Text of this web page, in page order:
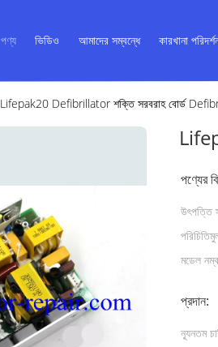
পণ্য ভিডিও আমাদের সম্বন্ধে কারখানা
Lifepak20 Defibrillator শক্তি সরবরাহ বোর্ড
পণ্যের
উৎপত্তি
মডেল
প্রদান:
ন্যূনতম